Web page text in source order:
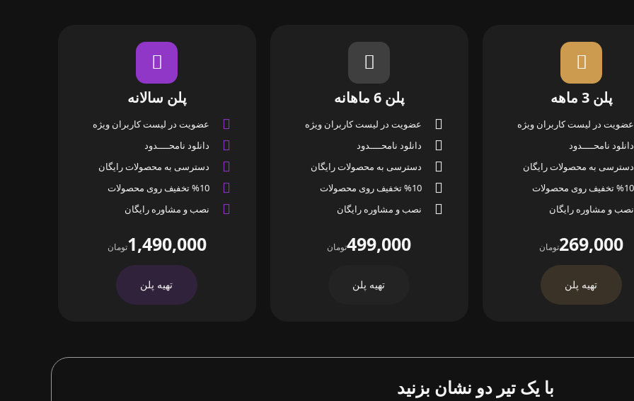
پلن 3 ماهه
عضویت در لیست کاربران ویژه
دانلود نامحــــدود
دسترسی به محصولات رایگان
%10 تخفیف روی محصولات
نصب و مشاوره رایگان
269,000تومان
تهیه پلن
پلن 6 ماهانه
عضویت در لیست کاربران ویژه
دانلود نامحــــدود
دسترسی به محصولات رایگان
%10 تخفیف روی محصولات
نصب و مشاوره رایگان
499,000تومان
تهیه پلن
پلن سالانه
عضویت در لیست کاربران ویژه
دانلود نامحــــدود
دسترسی به محصولات رایگان
%10 تخفیف روی محصولات
نصب و مشاوره رایگان
1,490,000تومان
تهیه پلن
با یک تیر دو نشان بزنید